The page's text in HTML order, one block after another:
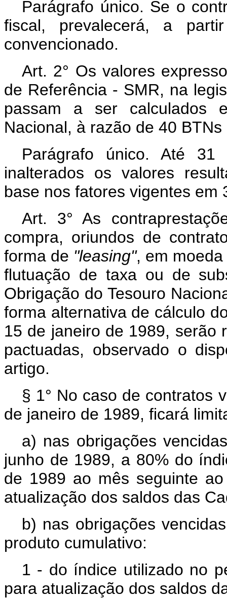
Parágrafo único. Se o
fiscal, prevalecerá, a
convencionado.
Art. 2° Os valores
de Referência - SMR, na
passam a ser calculados
Nacional, à razão de 40
Parágrafo único. Até
inalterados os valores
base nos fatores vigentes em
Art. 3° As
compra, oriundos de
forma de "leasing", em
flutuação de taxa ou de
Obrigação do Tesouro
forma alternativa de cálculo
15 de janeiro de 1989, serão
pactuadas, observado o
artigo.
§ 1° No caso de contratos
de janeiro de 1989, ficará
a) nas obrigações
junho de 1989, a 80% do
de 1989 ao mês seguinte
atualização dos saldos das
b) nas obrigações
produto cumulativo:
1 - do índice utilizado no
para atualização dos saldos